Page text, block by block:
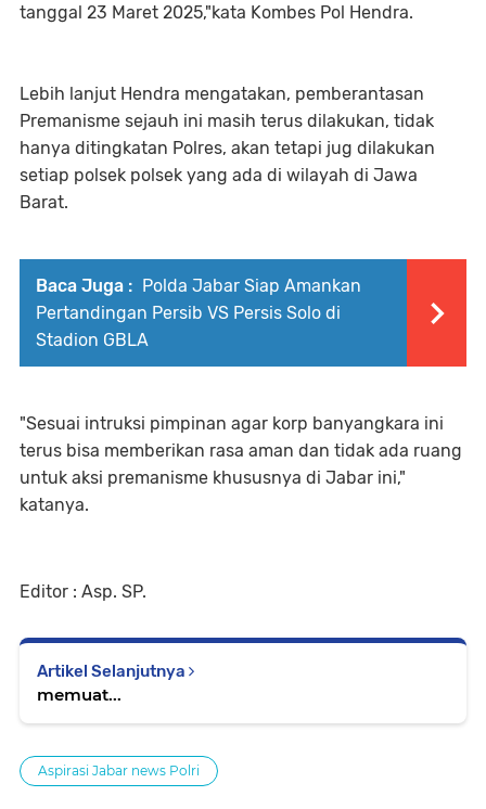
tanggal 23 Maret 2025,"kata Kombes Pol Hendra.
Lebih lanjut Hendra mengatakan, pemberantasan
Premanisme sejauh ini masih terus dilakukan, tidak
hanya ditingkatan Polres, akan tetapi jug dilakukan
setiap polsek polsek yang ada di wilayah di Jawa
Barat.
Baca Juga : Polda Jabar Siap Amankan
Pertandingan Persib VS Persis Solo di
Stadion GBLA
"Sesuai intruksi pimpinan agar korp banyangkara ini
terus bisa memberikan rasa aman dan tidak ada ruang
untuk aksi premanisme khususnya di Jabar ini,"
katanya.
Editor : Asp. SP.
Artikel Selanjutnya
memuat...
Aspirasi Jabar news Polri